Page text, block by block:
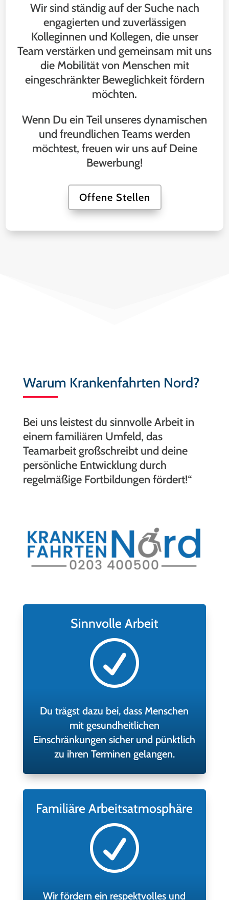
Wir sind ständig auf der Suche nach
engagierten und zuverlässigen
Kolleginnen und Kollegen, die unser
Team verstärken und gemeinsam mit uns
die Mobilität von Menschen mit
eingeschränkter Beweglichkeit fördern
möchten.
Wenn Du ein Teil unseres dynamischen
und freundlichen Teams werden
möchtest, freuen wir uns auf Deine
Bewerbung!
Offene Stellen
Warum Krankenfahrten Nord?
Bei uns leistest du sinnvolle Arbeit in
einem familiären Umfeld, das
Teamarbeit großschreibt und deine
persönliche Entwicklung durch
regelmäßige Fortbildungen fördert!“
Sinnvolle Arbeit
R
Du trägst dazu bei, dass Menschen
mit gesundheitlichen
Einschränkungen sicher und pünktlich
zu ihren Terminen gelangen.
Familiäre Arbeitsatmosphäre
R
Wir fördern ein respektvolles und